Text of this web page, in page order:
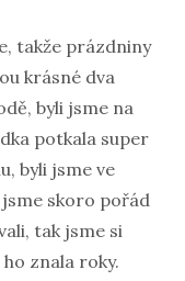
takže prázdniny
krásné dva
byli jsme na
potkala super
byli jsme ve
jsme skoro pořád
tak jsme si
znala roky.